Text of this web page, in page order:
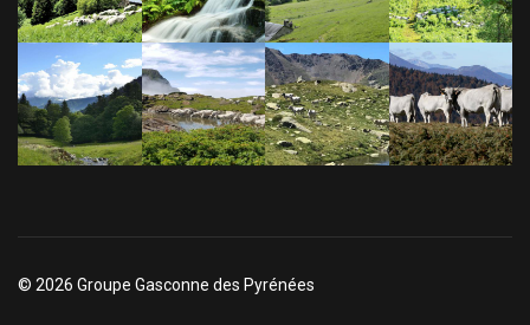
© 2026 Groupe Gasconne des Pyrénées